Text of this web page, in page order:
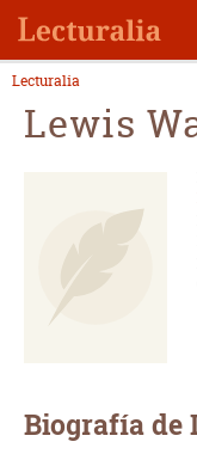
Lecturalia
Lewis
Biografía de